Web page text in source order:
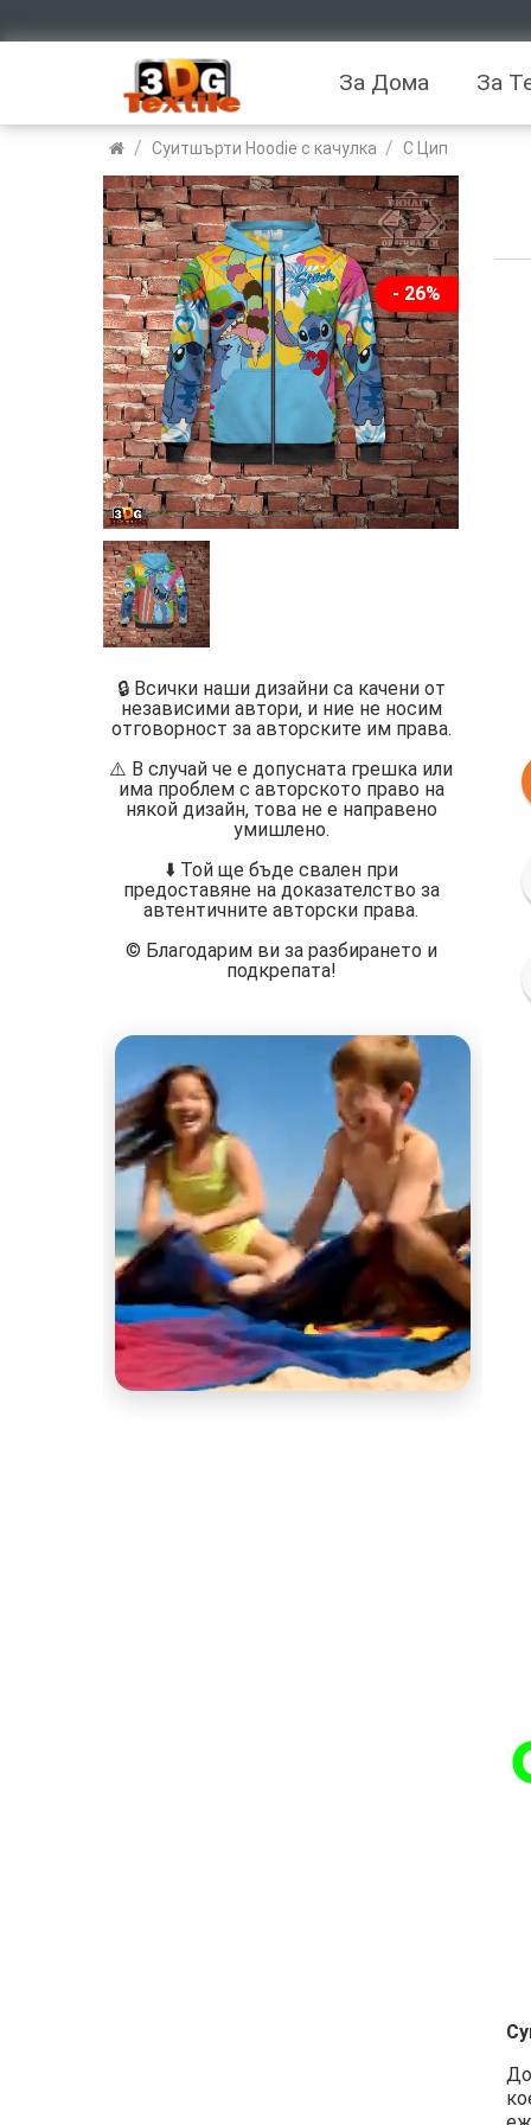
За Дома За
/ Суитшърти Hoodie с качулка / С Цип
- 26%
🔒 Всички наши дизайни са качени от
независими автори, и ние не носим
отговорност за авторските им права.
⚠️ В случай че е допусната грешка или
има проблем с авторското право на
някой дизайн, това не е направено
умишлено.
⬇️ Той ще бъде свален при
предоставяне на доказателство за
автентичните авторски права.
©️ Благодарим ви за разбирането и
подкрепата!